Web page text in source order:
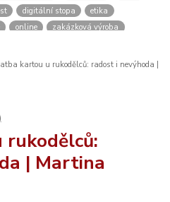
digitální stopa
etika
online
zakázková výroba
výroba komunita
AI
kartou u rukodělců: radost i nevýhoda |
| Martina